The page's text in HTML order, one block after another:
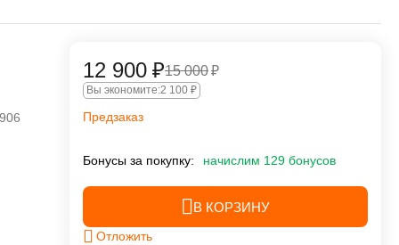
12 900 ₽15 000₽
Вы экономите:2 100 ₽
Предзаказ
Бонусы за покупку: начислим 129 бонусов
В КОРЗИНУ
Отложить